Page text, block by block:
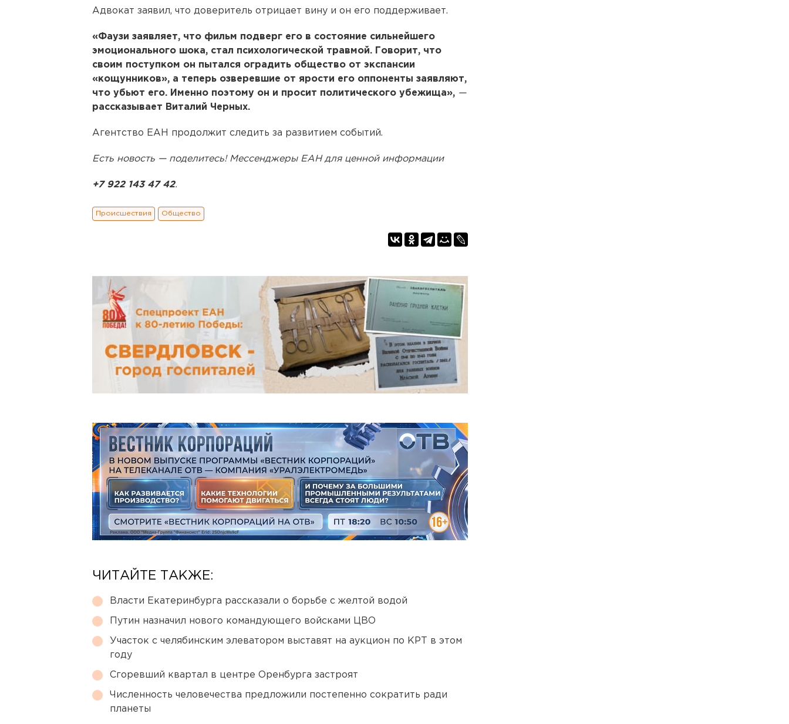
Адвокат заявил, что доверитель отрицает вину и он его поддерживает.
«Фаузи заявляет, что фильм подверг его в состояние сильнейшего
эмоционального шока, стал психологической травмой. Говорит, что
своим поступком он пытался оградить общество от экспансии
«кощунников», а теперь озверевшие от ярости его оппоненты заявляют,
что убьют его. Именно поэтому он и просит политического убежища», —
рассказывает Виталий Черных.
Агентство ЕАН продолжит следить за развитием событий.
Есть новость — поделитесь! Мессенджеры ЕАН для ценной информации
+7 922 143 47 42.
Происшествия Общество
ЧИТАЙТЕ ТАКЖЕ:
Власти Екатеринбурга рассказали о борьбе с желтой водой
Путин назначил нового командующего войсками ЦВО
Участок с челябинским элеватором выставят на аукцион по КРТ в этом
году
Сгоревший квартал в центре Оренбурга застроят
Численность человечества предложили постепенно сократить ради
планеты